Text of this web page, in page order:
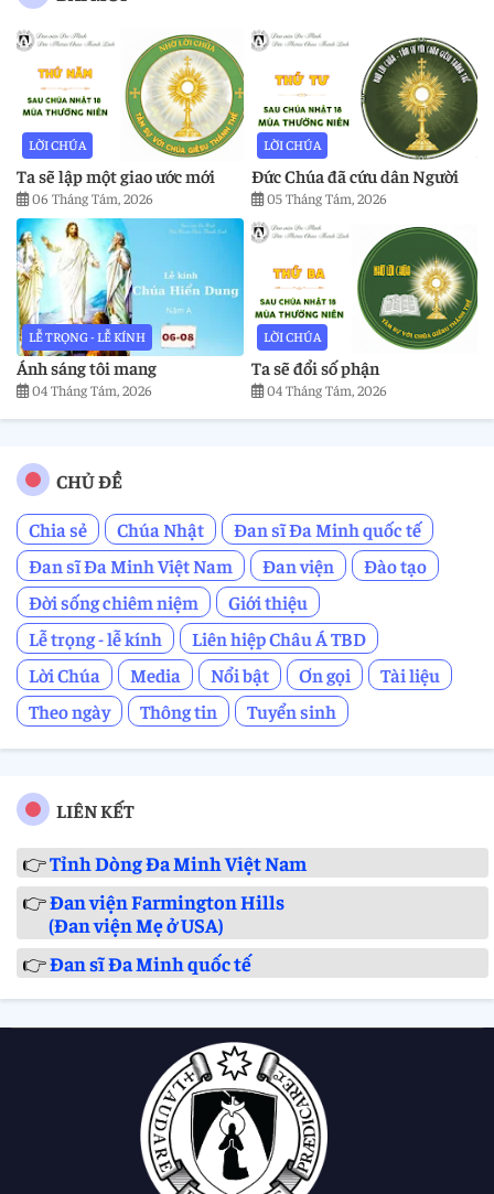
LỜI CHÚA
Ta sẽ lập một giao ước mới
06 Tháng Tám, 2026
LỜI CHÚA
Đức Chúa đã cứu dân Người
05 Tháng Tám, 2026
LỄ TRỌNG - LỄ KÍNH
Ánh sáng tôi mang
04 Tháng Tám, 2026
LỜI CHÚA
Ta sẽ đổi số phận
04 Tháng Tám, 2026
CHỦ ĐỀ
Chia sẻ
Chúa Nhật
Đan sĩ Đa Minh quốc tế
Đan sĩ Đa Minh Việt Nam
Đan viện
Đào tạo
Đời sống chiêm niệm
Giới thiệu
Lễ trọng - lễ kính
Liên hiệp Châu Á TBD
Lời Chúa
Media Nổi bật Ơn gọi
Tài liệu
Theo ngày
Thông tin Tuyển sinh
LIÊN KẾT
👉Tỉnh Dòng Đa Minh Việt Nam
👉Đan viện Farmington Hills
(Đan viện Mẹ ở USA)
👉Đan sĩ Đa Minh quốc tế